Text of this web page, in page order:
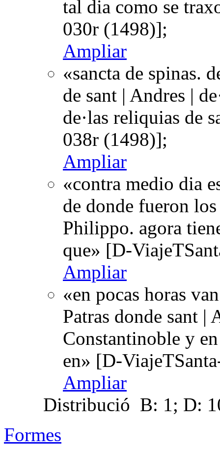
tal dia como se
030r (1498)];
Ampliar
«sancta de spinas.
de sant | Andres |
de·las reliquias de
038r (1498)];
Ampliar
«contra medio dia
de donde fueron
Philippo. agora
que» [D-
Ampliar
«en pocas horas
Patras donde sant |
Constantinoble y
en» [D-
Ampliar
Distribució B: 1; D:
Formes